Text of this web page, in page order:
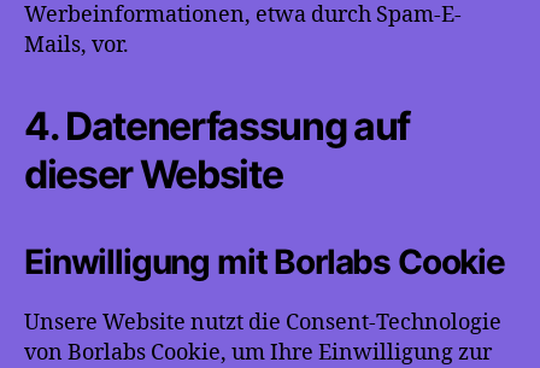
Werbeinformationen, etwa durch Spam-E-
Mails, vor.
4. Datenerfassung auf
dieser Website
Einwilligung mit Borlabs Cookie
Unsere Website nutzt die Consent-Technologie
von Borlabs Cookie, um Ihre Einwilligung zur